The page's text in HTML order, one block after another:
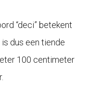
“deci” betekent
dus een tiende
100 centimeter